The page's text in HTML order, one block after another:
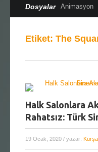
Dosyalar Animasyon
Etiket: The
Halk Salonlara
Rahatsız: Türk
19 Ocak, 2020 / yazar: